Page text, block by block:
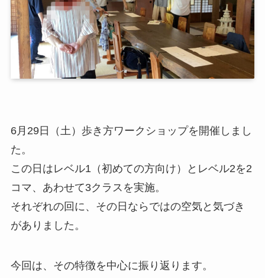
6月29日（土）歩き方ワークショップを開催しまし
た。
この日はレベル1（初めての方向け）とレベル2を2
コマ、あわせて3クラスを実施。
それぞれの回に、その日ならではの空気と気づき
がありました。
今回は、その特徴を中心に振り返ります。